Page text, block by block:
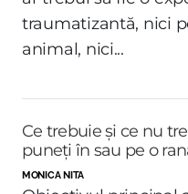
traumatizantă, nici
animal, nici...
Ce trebuie și ce nu
puneți în sau pe o
MONICA NITA